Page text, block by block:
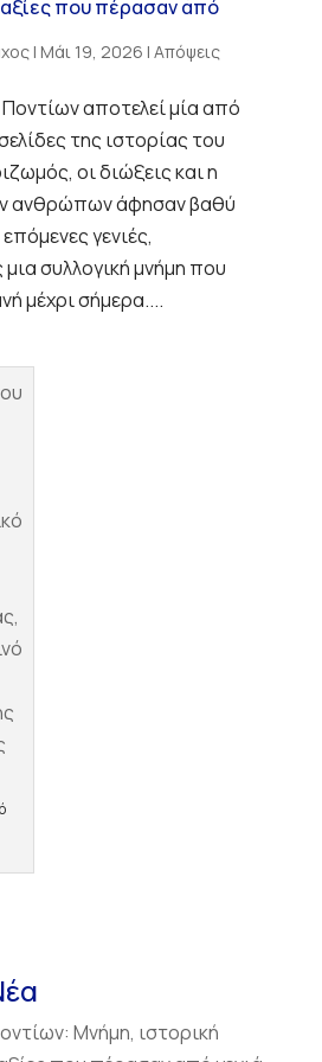
αξίες που πέρασαν από
| Μάι 19, 2026 | Απόψεις
αποτελεί μία από
της ιστορίας του
οι διώξεις και η
ανθρώπων άφησαν βαθύ
γενιές,
συλλογική μνήμη που
μέχρι σήμερα....
Μνήμη, ιστορική